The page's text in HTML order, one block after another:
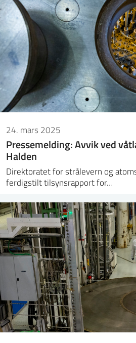
24. mars 2025
Pressemelding: Avvik ved
Halden
Direktoratet for strålevern og
ferdigstilt tilsynsrapport for…